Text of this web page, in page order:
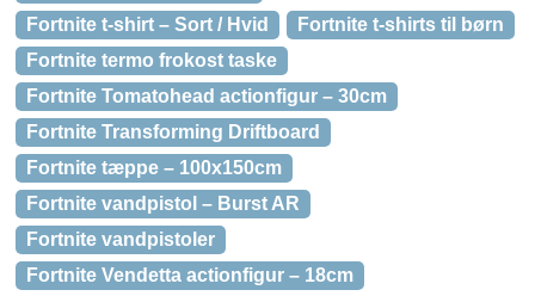
Fortnite t-shirt – Sort / Hvid
Fortnite t-shirts til børn
Fortnite termo frokost taske
Fortnite Tomatohead actionfigur – 30cm
Fortnite Transforming Driftboard
Fortnite tæppe – 100x150cm
Fortnite vandpistol – Burst AR
Fortnite vandpistoler
Fortnite Vendetta actionfigur – 18cm